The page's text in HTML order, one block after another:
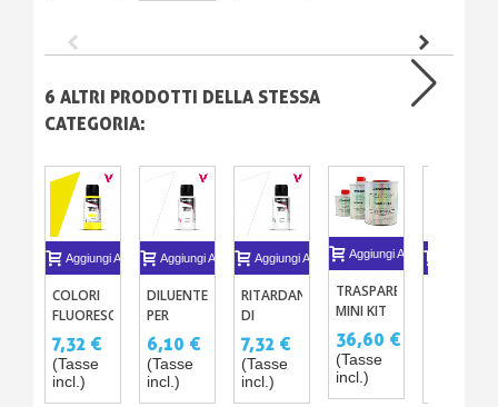
6 ALTRI PRODOTTI DELLA STESSA
CATEGORIA:
Aggiungi Al Carrello
COLORI
FLUORESCENTI
- VERNICI
ACRILICHE
PER
AEROGRAFO
7,32 €
(Tasse
incl.)
Aggiungi Al Carrello
DILUENTE
PER
VERNICE
ACRILICA
SPECIALE
AEROGRAFO
6,10 €
(Tasse
incl.)
Aggiungi Al Carrello
RITARDANTE
DI
VERNICE
7,32 €
(Tasse
incl.)
Aggiungi Al Carrello
TRASPARENTE
MINI KIT
CARROZZERIE
BRILLANTE
O MAT
CON
36,60 €
(Tasse
incl.)